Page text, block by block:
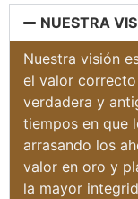
NUESTRA
Nuestra visión
el valor
verdadera y
tiempos en que
arrasando los
valor en oro y
la mayor